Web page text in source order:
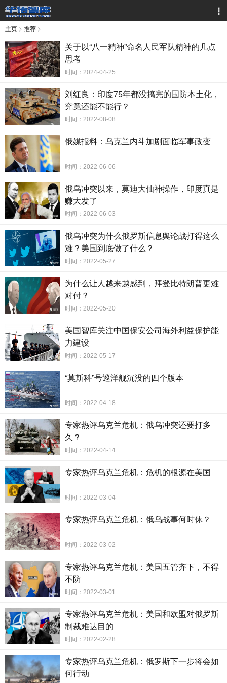
┇
主页 > 推荐 >
关于以“八一精神”命名人民军队精神的几点
思考
时间：2024-04-25
刘红良：印度75年都没搞完的国防本土化，
究竟还能不能行？
时间：2022-08-08
俄媒报料：乌克兰内斗加剧面临军事政变
时间：2022-06-06
俄乌冲突以来，莫迪大仙神操作，印度真是
赚大发了
时间：2022-06-03
俄乌冲突为什么俄罗斯信息舆论战打得这么
难？美国到底做了什么？
时间：2022-05-27
为什么让人越来越感到，拜登比特朗普更难
对付？
时间：2022-05-20
美国智库关注中国保安公司海外利益保护能
力建设
时间：2022-05-17
“莫斯科”号巡洋舰沉没的四个版本
时间：2022-04-18
专家热评乌克兰危机：俄乌冲突还要打多
久？
时间：2022-04-14
专家热评乌克兰危机：危机的根源在美国
时间：2022-03-04
专家热评乌克兰危机：俄乌战事何时休？
时间：2022-03-02
专家热评乌克兰危机：美国五管齐下，不得
不防
时间：2022-03-01
专家热评乌克兰危机：美国和欧盟对俄罗斯
制裁难达目的
时间：2022-02-28
专家热评乌克兰危机：俄罗斯下一步将会如
何行动